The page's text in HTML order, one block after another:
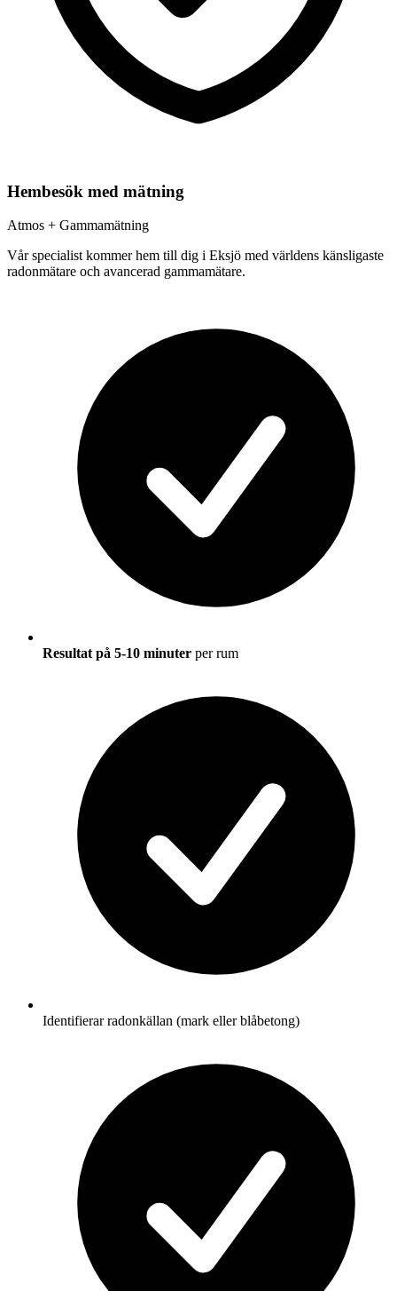
Hembesök med mätning
Atmos + Gammamätning
Vår specialist kommer hem till dig i Eksjö med världens känsligaste
radonmätare och avancerad gammamätare.
Resultat på 5-10 minuter per rum
Identifierar radonkällan (mark eller blåbetong)